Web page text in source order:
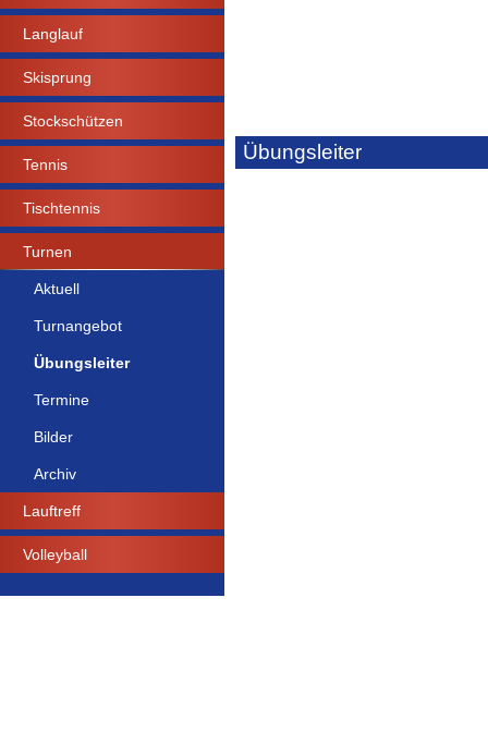
Langlauf
Skisprung
Stockschützen
Tennis
Tischtennis
Turnen
Aktuell
Turnangebot
Übungsleiter
Termine
Bilder
Archiv
Lauftreff
Volleyball
Übungsleiter